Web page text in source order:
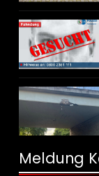
Meldung